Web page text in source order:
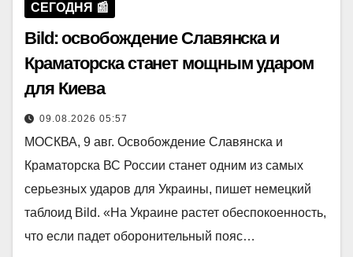
СЕГОДНЯ 📰
Bild: освобождение Славянска и
Краматорска станет мощным ударом
для Киева
09.08.2026 05:57
МОСКВА, 9 авг. Освобождение Славянска и
Краматорска ВС России станет одним из самых
серьезных ударов для Украины, пишет немецкий
таблоид Bild. «На Украине растет обеспокоенность,
что если падет оборонительный пояс…